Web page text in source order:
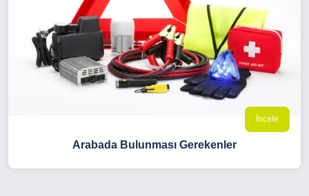
İncele
Arabada Bulunması Gerekenler